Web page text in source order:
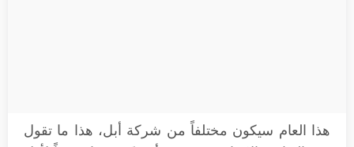
هذا العام سيكون مختلفاً من شركة أبل، هذا ما تقول